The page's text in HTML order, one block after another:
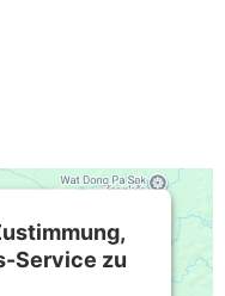
Service zu